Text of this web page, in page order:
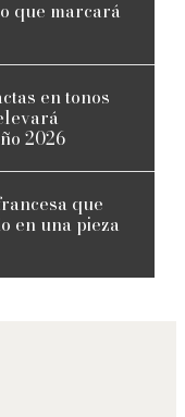
que marcará
en tonos
2026
que
en una pieza